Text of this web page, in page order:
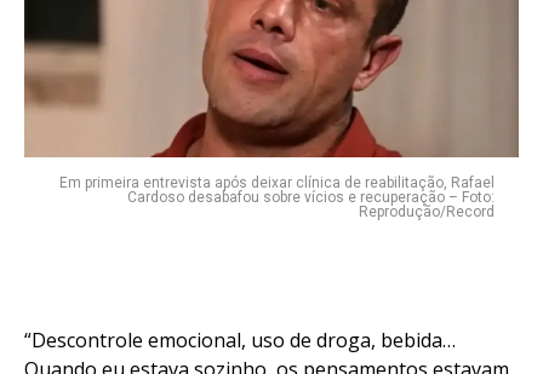
Em primeira entrevista após deixar clínica de reabilitação, Rafael
Cardoso desabafou sobre vícios e recuperação – Foto:
Reprodução/Record
“Descontrole emocional, uso de droga, bebida…